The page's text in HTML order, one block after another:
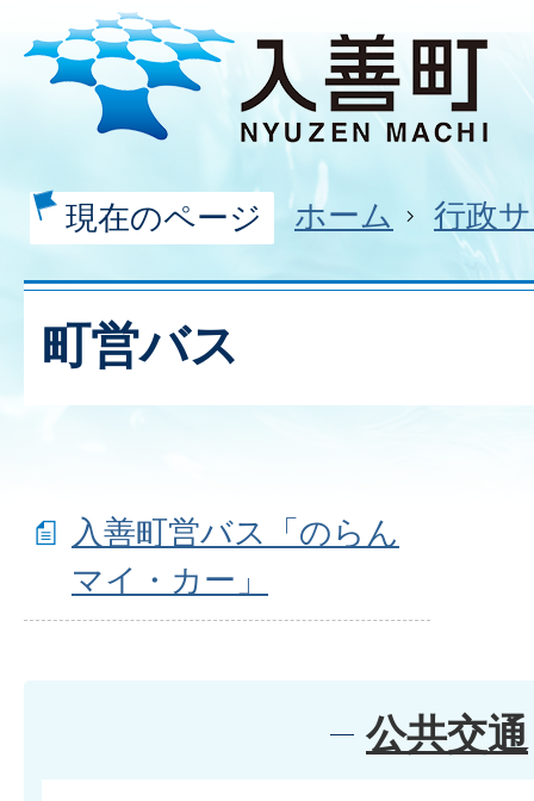
現在のページ ホーム 行政
町営バス
入善町営バス「のらん
マイ・カー」
公共交通